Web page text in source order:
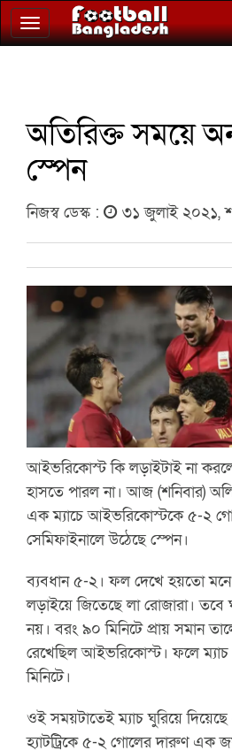
Toggle
navigation
অতিরিক্ত সময়ে
স্পেন
নিজস্ব ডেস্ক : ৩১ জুলাই ২০২১,
আইভরিকোস্ট কি লড়াইটাই না
হাসতে পারল না। আজ (শনিবার)
এক ম্যাচে আইভরিকোস্টকে ৫-২
সেমিফাইনালে উঠেছে স্পেন।
ব্যবধান ৫-২। ফল দেখে হয়তো
লড়াইয়ে জিতেছে লা রোজারা। তবে
নয়। বরং ৯০ মিনিটে প্রায় সমান
রেখেছিল আইভরিকোস্ট। ফলে
মিনিটে।
ওই সময়টাতেই ম্যাচ ঘুরিয়ে দিয়েছে
হ্যাটট্রিকে ৫-২ গোলের দারুণ এক